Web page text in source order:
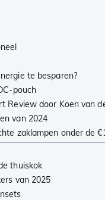
te besparen?
pouch
Review door Koen van
van 2024
zaklampen onder de
thuiskok
van 2025